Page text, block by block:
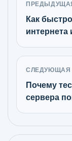
Как
СЛЕДУЮЩАЯ
Почему
сервера